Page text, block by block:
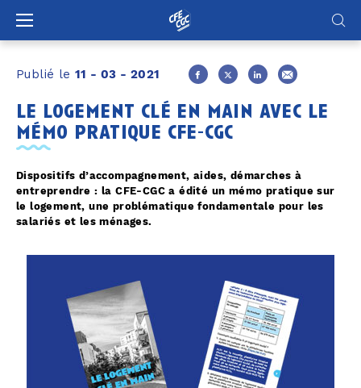
Publié le 11 - 03 - 2021
le logement clé en main avec le
mémo pratique cfe-cgc
Dispositifs d’accompagnement, aides, démarches à
entreprendre : la CFE-CGC a édité un mémo pratique sur
le logement, une problématique fondamentale pour les
salariés et les ménages.
Panneau de gestion des cookies